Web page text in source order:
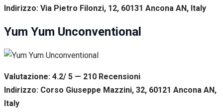
Indirizzo: Via Pietro Filonzi, 12, 60131 Ancona AN, Italy
Yum Yum Unconventional
Valutazione: 4.2/ 5 — 210 Recensioni
Indirizzo: Corso Giuseppe Mazzini, 32, 60121 Ancona AN,
Italy